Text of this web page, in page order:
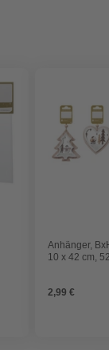
Anhänger,
10 x 42 cm,
2,99 €